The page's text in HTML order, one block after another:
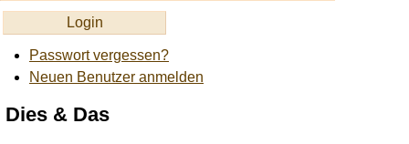
Passwort vergessen?
Neuen Benutzer anmelden
Dies & Das